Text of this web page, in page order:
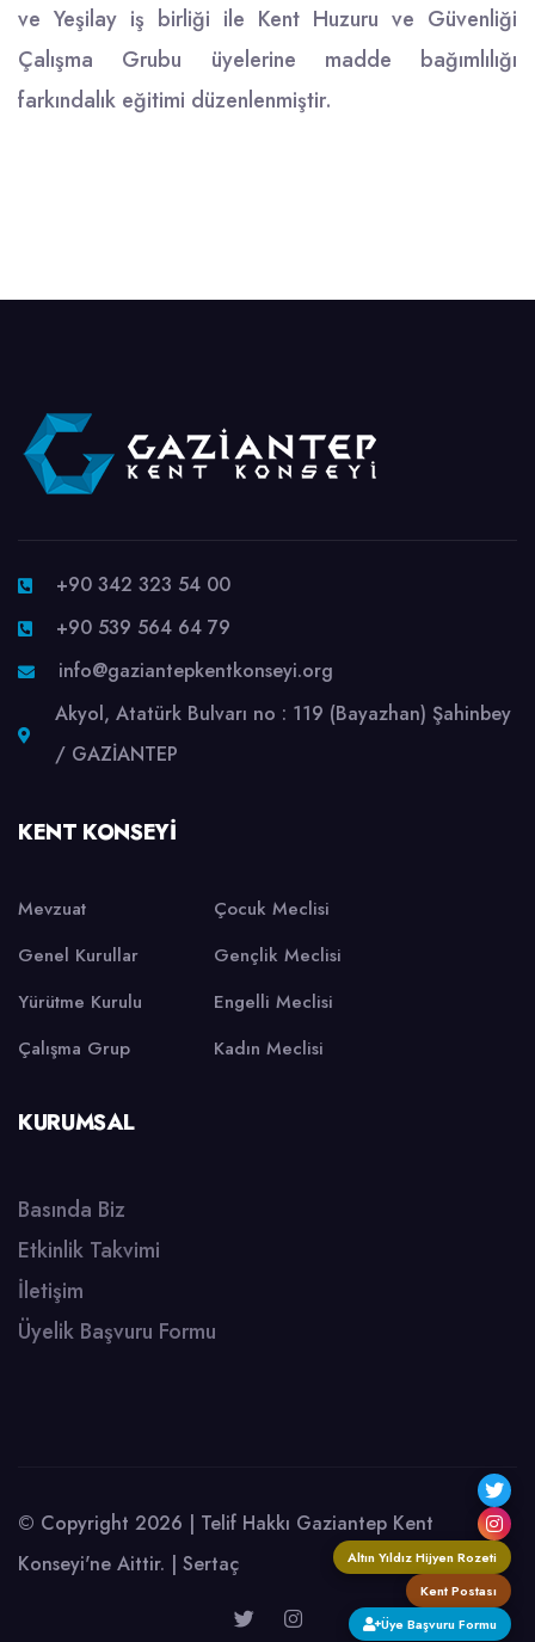
Altın Yıldız Hijyen Rozeti
Kent Postası
Üye Başvuru Formu
ve Yeşilay iş birliği ile Kent Huzuru ve Güvenliği
Çalışma Grubu üyelerine madde bağımlılığı
farkındalık eğitimi düzenlenmiştir.
+90 342 323 54 00
+90 539 564 64 79
info@gaziantepkentkonseyi.org
Akyol, Atatürk Bulvarı no : 119 (Bayazhan) Şahinbey
/ GAZİANTEP
KENT KONSEYI
Mevzuat
Genel Kurullar
Yürütme Kurulu
Çalışma Grup
Çocuk Meclisi
Gençlik Meclisi
Engelli Meclisi
Kadın Meclisi
KURUMSAL
Basında Biz
Etkinlik Takvimi
İletişim
Üyelik Başvuru Formu
© Copyright 2026 | Telif Hakkı Gaziantep Kent
Konseyi'ne Aittir. | Sertaç